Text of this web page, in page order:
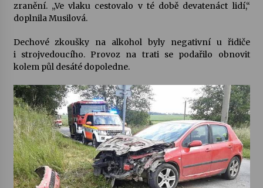
22. 7. 2026
Vysočinka
17. 7. 2026
Ozvěny prázdnin
14. 7. 2026
Za kulturou kousek za Humpolec. V Želivě ožije
odkaz Josefa Čapka
13. 7. 2026
zranění. „Ve vlaku cestovalo v té době devatenáct lidí,“
doplnila Musilová.
Dechové zkoušky na alkohol byly negativní u řidiče
i strojvedoucího. Provoz na trati se podařilo obnovit
kolem půl desáté dopoledne.